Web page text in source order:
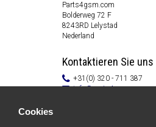
Parts4gsm.com
Bolderweg 72 F
8243RD Lelystad
Nederland
Kontaktieren Sie uns
+31(0) 320 - 711 387
info@parts4gsm.com
Cookies